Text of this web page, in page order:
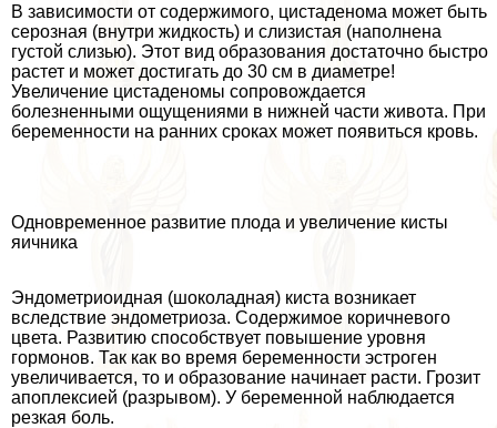
В зависимости от содержимого, цистаденома может быть
серозная (внутри жидкость) и слизистая (наполнена
густой слизью). Этот вид образования достаточно быстро
растет и может достигать до 30 см в диаметре!
Увеличение цистаденомы сопровождается
болезненными ощущениями в нижней части живота. При
беременности на ранних сроках может появиться кровь.
Одновременное развитие плода и увеличение кисты
яичника
Эндометриоидная (шоколадная) киста возникает
вследствие эндометриоза. Содержимое коричневого
цвета. Развитию способствует повышение уровня
гормонов. Так как во время беременности эстроген
увеличивается, то и образование начинает расти. Грозит
апоплексией (разрывом). У беременной наблюдается
резкая боль.